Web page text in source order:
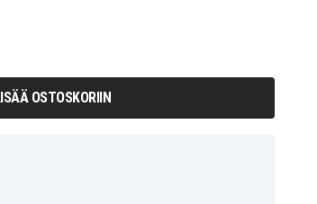
OSTOSKORIIN